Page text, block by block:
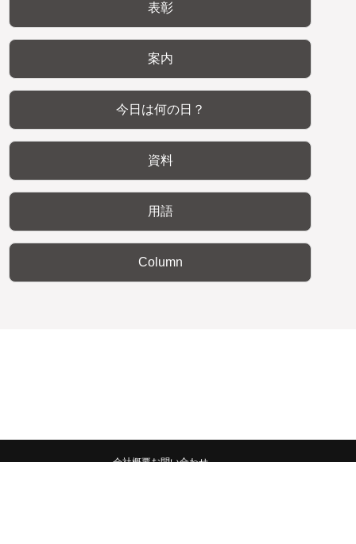
表彰
案内
今日は何の日？
資料
用語
Column
会社概要お問い合わせ